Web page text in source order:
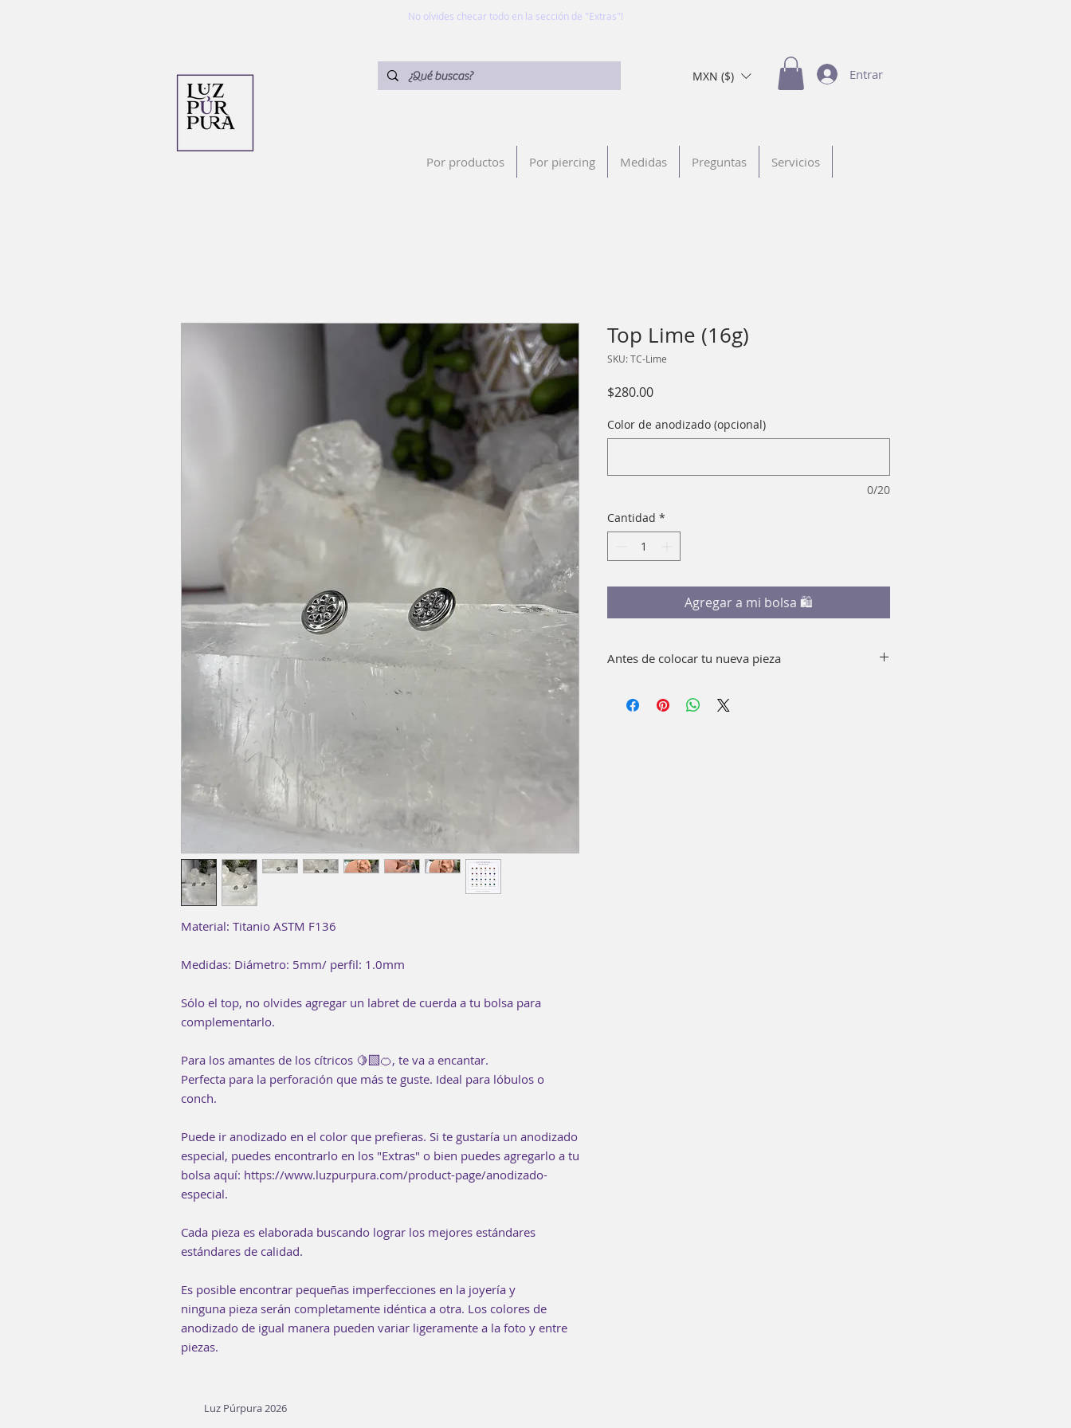
No olvides checar todo en la sección de "Extras"!
MXN ($) Entrar
Por productos Por piercing Medidas Preguntas Servicios
Material: Titanio ASTM F136
Medidas: Diámetro: 5mm/ perfil: 1.0mm
Sólo el top, no olvides agregar un labret de cuerda a tu bolsa para
complementarlo.
Para los amantes de los cítricos 🍋‍🟩🍊, te va a encantar.
Perfecta para la perforación que más te guste. Ideal para lóbulos o
conch.
Puede ir anodizado en el color que prefieras. Si te gustaría un anodizado
especial, puedes encontrarlo en los "Extras" o bien puedes agregarlo a tu
bolsa aquí: https://www.luzpurpura.com/product-page/anodizado-
especial.
Cada pieza es elaborada buscando lograr los mejores estándares
estándares de calidad.
Es posible encontrar pequeñas imperfecciones en la joyería y
ninguna pieza serán completamente idéntica a otra. Los colores de
anodizado de igual manera pueden variar ligeramente a la foto y entre
piezas.
Top Lime (16g)
SKU: TC-Lime
$280.00Precio
Color de anodizado (opcional)
0/20
Cantidad *
Agregar a mi bolsa 🛍
Antes de colocar tu nueva pieza
pieza. No es necesario usar alcohol.
Luz Púrpura 2026